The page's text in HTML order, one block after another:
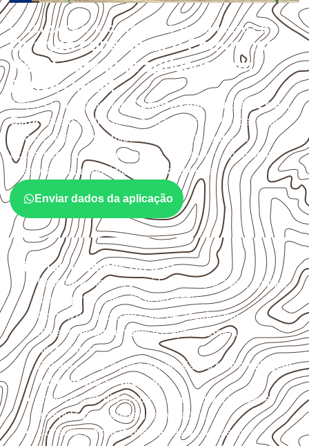
UTILIZAÇÃO E CUIDADOS DO PRODUTO
Quando considerar o Compensado
Naval para uma aplicação em
Estiva Gerbi?
Empresas que procuram
Compensado Naval em Estiva
Gerbidevem avaliar onde a chapa será instalada, qual
será o contato com umidade e quais cuidados de
acabamento serão necessários. Espessura, formato e
quantidade também interferem na compra.
Enviar dados da aplicação
Critérios técnicos de uso
Escolha a medida considerando aplicação, apoios,
montagem e especificação técnica.
Organize o plano de corte de acordo com as
dimensões disponíveis e o aproveitamento
necessário.
Proteja cortes, furos e extremidades com aselagem
indicada para o projeto.
Evite contato direto com o solo, chuva, umidade
acumulada e apoios desnivelados.
Consulte a ficha técnica antes de aplicações